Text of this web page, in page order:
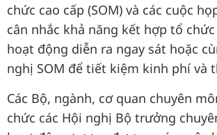
chức cao cấp (SOM) và các cuộc
cân nhắc khả năng kết hợp tổ
hoạt động diễn ra ngay sát hoặc
nghị SOM để tiết kiệm kinh phí và
Các Bộ, ngành, cơ quan chuyên
chức các Hội nghị Bộ trưởng